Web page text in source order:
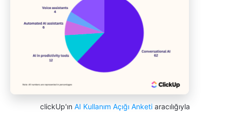
clickUp'ın AI Kullanım Açığı Anketi aracılığıyla